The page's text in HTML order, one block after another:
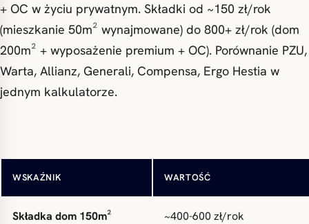
+ OC w życiu prywatnym. Składki od ~150 zł/rok
(mieszkanie 50m² wynajmowane) do 800+ zł/rok (dom
200m² + wyposażenie premium + OC). Porównanie PZU,
Warta, Allianz, Generali, Compensa, Ergo Hestia w
jednym kalkulatorze.
WSKAŹNIK WARTOŚĆ
Składka mieszkanie 50m² od~150-250 zł/rok
Składka dom 150m² ~400-600 zł/rok